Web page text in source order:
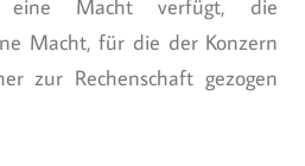
eine Macht verfügt, die
Macht, für die der Konzern
zur Rechenschaft gezogen